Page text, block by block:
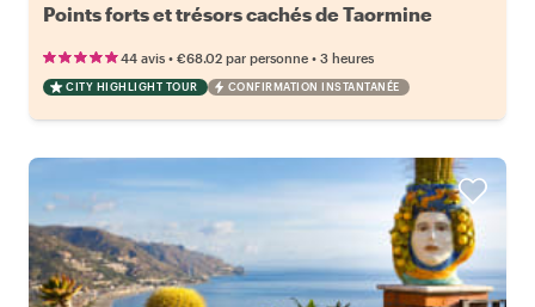
Points forts et trésors cachés de Taormine
44 avis • €68.02 par personne • 3 heures
CITY HIGHLIGHT TOUR CONFIRMATION INSTANTANÉE